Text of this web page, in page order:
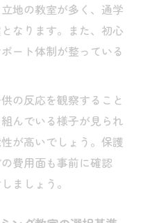
伸びる子供の行動パ
発見のヒント
グラミング教室の選
グラミング教室の見
で重視したい楽し
地の教室が多く、通学
なります。また、初心
ート体制が整っている
の反応を観察すること
んでいる様子が見られ
が高いでしょう。保護
費用面も事前に確認
ましょう。